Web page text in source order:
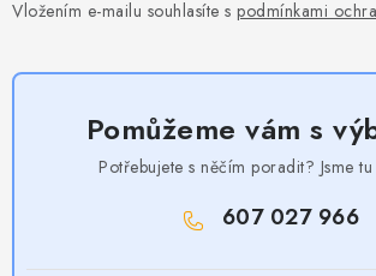
Vložením e-mailu souhlasíte s podmínkami
Pomůžeme vám s
Potřebujete s něčím poradit? Jsme
607 027 966